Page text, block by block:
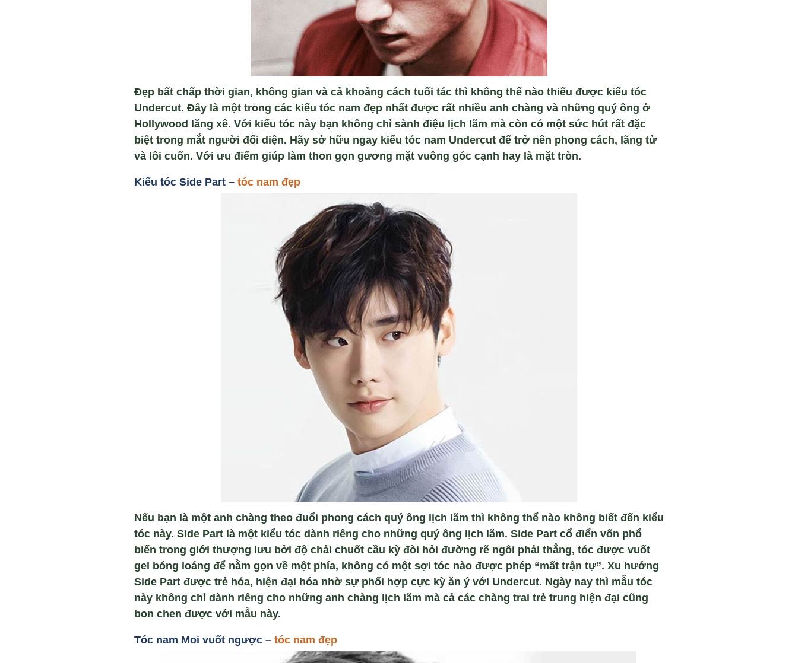
Đẹp bất chấp thời gian, không gian và cả khoảng cách tuổi tác thì không thể nào thiếu được kiểu tóc
Undercut. Đây là một trong các kiểu tóc nam đẹp nhất được rất nhiều anh chàng và những quý ông ở
Hollywood lăng xê. Với kiểu tóc này bạn không chỉ sành điệu lịch lãm mà còn có một sức hút rất đặc
biệt trong mắt người đối diện. Hãy sở hữu ngay kiểu tóc nam Undercut để trở nên phong cách, lãng tử
và lôi cuốn. Với ưu điểm giúp làm thon gọn gương mặt vuông góc cạnh hay là mặt tròn.
Kiểu tóc Side Part – tóc nam đẹp
Nếu bạn là một anh chàng theo đuổi phong cách quý ông lịch lãm thì không thể nào không biết đến kiểu
tóc này. Side Part là một kiểu tóc dành riêng cho những quý ông lịch lãm. Side Part cổ điển vốn phổ
biến trong giới thượng lưu bởi độ chải chuốt cầu kỳ đòi hỏi đường rẽ ngôi phải thẳng, tóc được vuốt
gel bóng loáng để nằm gọn về một phía, không có một sợi tóc nào được phép “mất trận tự”. Xu hướng
Side Part được trẻ hóa, hiện đại hóa nhờ sự phối hợp cực kỳ ăn ý với Undercut. Ngày nay thì mẫu tóc
này không chỉ dành riêng cho những anh chàng lịch lãm mà cả các chàng trai trẻ trung hiện đại cũng
bon chen được với mẫu này.
Tóc nam Moi vuốt ngược – tóc nam đẹp